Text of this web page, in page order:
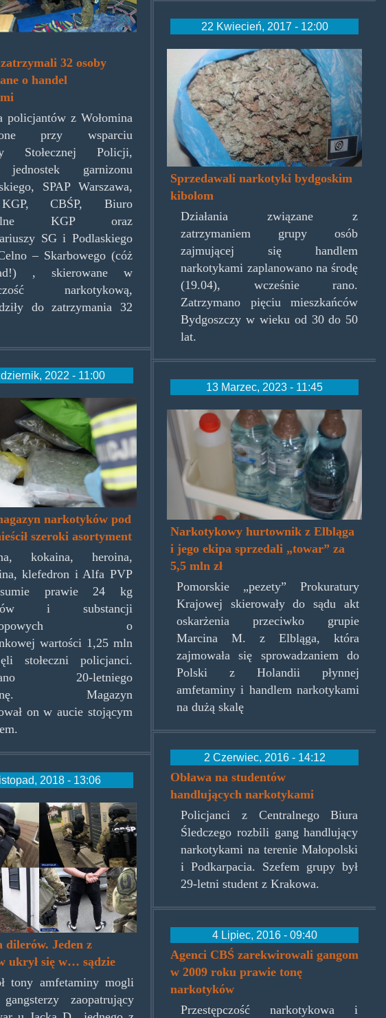
32 osoby
o handel
policjantów z Wołomina
przy wsparciu
Stołecznej Policji,
garnizonu
SPAP Warszawa,
CBŚP, Biuro
KGP oraz
SG i Podlaskiego
– Skarbowego (cóż
, skierowane w
narkotykową,
do zatrzymania 32
2022 - 11:00
narkotyków pod
szeroki asortyment
kokaina, heroina,
klefedron i Alfa PVP
prawie 24 kg
i substancji
o
wartości 1,25 mln
stołeczni policjanci.
20-letniego
Magazyn
on w aucie stojącym
2018 - 13:06
dilerów. Jeden z
ukrył się w… sądzie
tony amfetaminy mogli
zaopatrujący
22 Kwiecień, 2017 - 12:00
trawazbdg220417.jpg
Sprzedawali narkotyki bydgoskim
kibolom
Działania związane z
zatrzymaniem grupy osób
zajmującej się handlem
narkotykami zaplanowano na środę
(19.04), wcześnie rano.
Zatrzymano pięciu mieszkańców
Bydgoszczy w wieku od 30 do 50
lat.
13 Marzec, 2023 - 11:45
pezety.jpg
Narkotykowy hurtownik z Elbląga
i jego ekipa sprzedali „towar” za
5,5 mln zł
Pomorskie „pezety” Prokuratury
Krajowej skierowały do sądu akt
oskarżenia przeciwko grupie
Marcina M. z Elbląga, która
zajmowała się sprowadzaniem do
Polski z Holandii płynnej
amfetaminy i handlem narkotykami
na dużą skalę
2 Czerwiec, 2016 - 14:12
Obława na studentów
handlujących narkotykami
Policjanci z Centralnego Biura
Śledczego rozbili gang handlujący
narkotykami na terenie Małopolski
i Podkarpacia. Szefem grupy był
29-letni student z Krakowa.
4 Lipiec, 2016 - 09:40
Agenci CBŚ zarekwirowali gangom
w 2009 roku prawie tonę
narkotyków
Przestępczość narkotykowa i